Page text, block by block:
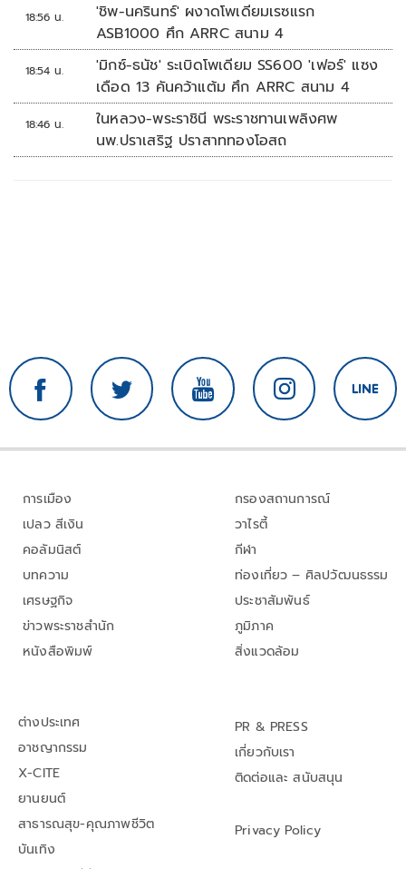
18:56 น.
'ชิพ-นครินทร์' ผงาดโพเดียมเรซแรก
ASB1000 ศึก ARRC สนาม 4
18:54 น.
'มิกซ์-ธนัช' ระเบิดโพเดียม SS600 'เฟอร์' แซง
เดือด 13 คันคว้าแต้ม ศึก ARRC สนาม 4
18:46 น.
ในหลวง-พระราชินี พระราชทานเพลิงศพ
นพ.ปราเสริฐ ปราสาททองโอสถ
การเมือง
เปลว สีเงิน
คอลัมนิสต์
บทความ
เศรษฐกิจ
ข่าวพระราชสำนัก
หนังสือพิมพ์
กรองสถานการณ์
วาไรตี้
กีฬา
ท่องเที่ยว – ศิลปวัฒนธรรม
ประชาสัมพันธ์
ภูมิภาค
สิ่งแวดล้อม
ต่างประเทศ
อาชญากรรม
X-CITE
ยานยนต์
สาธารณสุข-คุณภาพชีวิต
บันเทิง
PR & PRESS
เกี่ยวกับเรา
ติดต่อและ สนับสนุน
Privacy Policy